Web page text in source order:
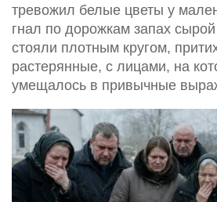
тревожил белые цветы у
гнал по дорожкам запах
стояли плотным кругом,
растерянные, с лицами, на
умещалось в привычные